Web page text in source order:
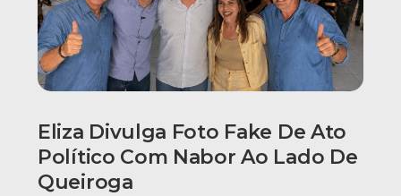
Eliza Divulga Foto Fake De Ato
Político Com Nabor Ao Lado De
Queiroga